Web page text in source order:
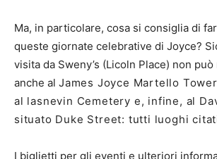
Ma, in particolare, cosa si consiglia di
queste giornate celebrative di Joyce?
visita da Sweny’s (Licoln Place) non può
anche al James Joyce Martello
al lasnevin Cemetery e, infine, al
situato Duke Street: tutti luoghi
I biglietti per gli eventi e ulteriori